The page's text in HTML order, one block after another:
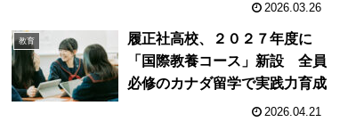
2026.03.26
教育
履正社高校、２０２７年度に
「国際教養コース」新設 全員
必修のカナダ留学で実践力育成
2026.04.21